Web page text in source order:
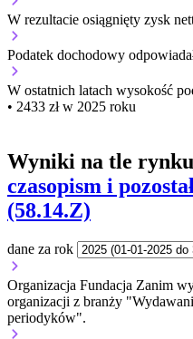
W rezultacie osiągnięty zysk
Podatek dochodowy
W ostatnich latach wysokość
• 2433 zł w 2025 roku
Wyniki na tle rynku
czasopism i
(58.14.Z)
dane za rok
Organizacja Fundacja Zanim
organizacji z branży
periodyków".